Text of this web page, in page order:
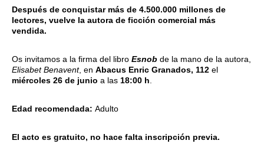
Después de conquistar más de 4.500.000 millones de
lectores, vuelve la autora de ficción comercial más
vendida.
Os invitamos a la firma del libro Esnob de la mano de la autora,
Elisabet Benavent, en Abacus Enric Granados, 112 el
miércoles 26 de junio a las 18:00 h.
Edad recomendada: Adulto
El acto es gratuito, no hace falta inscripción previa.